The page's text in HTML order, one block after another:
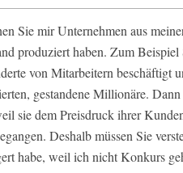
Sie mir Unternehmen aus
produziert haben. Zum Beispiel
von Mitarbeitern beschäftigt
gestandene Millionäre.
sie dem Preisdruck ihrer
Deshalb müssen Sie
habe, weil ich nicht Konkurs